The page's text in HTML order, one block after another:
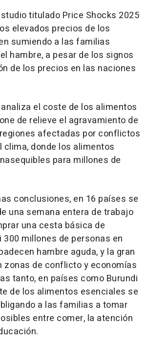
titulado Price Shocks 2025
elevados precios de los
sumiendo a las familias
hambre, a pesar de los signos
de los precios en las naciones
el coste de los alimentos
de relieve el agravamiento de
afectadas por conflictos
clima, donde los alimentos
para millones de
conclusiones, en 16 países se
una semana entera de trabajo
una cesta básica de
300 millones de personas en
hambre aguda, y la gran
zonas de conflicto y economías
tanto, en países como Burundi
de los alimentos esenciales se
a las familias a tomar
entre comer, la atención